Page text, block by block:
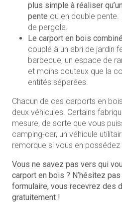
plus simple à réaliser
pente ou en double
de pergola.
Le carport en bois combiné
couplé à un abri de jardin
barbecue, un espace de
et moins couteux que la
entités séparées.
Chacun de ces carports en
deux véhicules. Certains
mesure, de sorte que vous
camping-car, un véhicule
remorque si vous en possédez
Vous ne savez pas vers qui
carport en bois ? N’hésitez
formulaire, vous recevrez des
gratuitement !